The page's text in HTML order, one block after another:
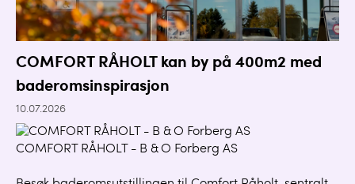
COMFORT RÅHOLT kan by på 400m2 med
baderomsinspirasjon
10.07.2026
COMFORT RÅHOLT - B & O Forberg AS